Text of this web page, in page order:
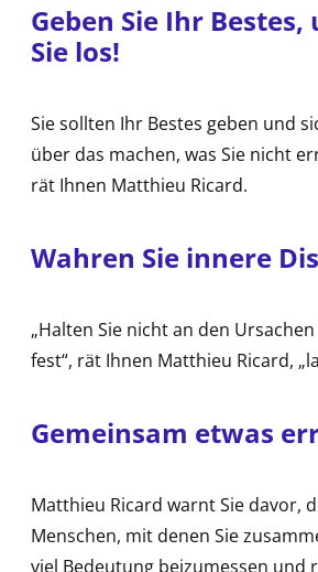
Geben Sie Ihr Bestes,
Sie los!
Sie sollten Ihr Bestes geben und
über das machen, was Sie nicht
rät Ihnen Matthieu Ricard.
Wahren Sie innere
„Halten Sie nicht an den
fest“, rät Ihnen Matthieu Ricard,
Gemeinsam etwas
Matthieu Ricard warnt Sie davor,
Menschen, mit denen Sie
viel Bedeutung beizumessen und